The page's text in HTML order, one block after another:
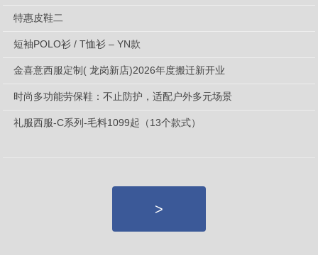
特惠皮鞋二
短袖POLO衫 / T恤衫 – YN款
金喜意西服定制( 龙岗新店)2026年度搬迁新开业
时尚多功能劳保鞋：不止防护，适配户外多元场景
礼服西服-C系列-毛料1099起（13个款式）
>